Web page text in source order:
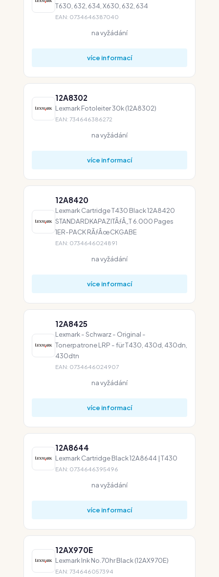
T630, 632, 634, X630, 632, 634
EAN: 0734646387040
na vyžádání
více informací
12A8302
Lexmark Fotoleiter 30k (12A8302)
EAN: 734646386272
na vyžádání
více informací
12A8420
Lexmark Cartridge T430 Black 12A8420
STANDARDKAPAZITÃƒÂ„T 6.000 Pages
1ER-PACK RÃƒÂœCKGABE
EAN: 0734646024891
na vyžádání
více informací
12A8425
Lexmark - Schwarz - Original -
Tonerpatrone LRP - für T430, 430d, 430dn,
430dtn
EAN: 0734646024907
na vyžádání
více informací
12A8644
Lexmark Cartridge Black 12A8644 | T430
EAN: 0734646395496
na vyžádání
více informací
12AX970E
Lexmark Ink No.70hr Black (12AX970E)
EAN: 734646057394